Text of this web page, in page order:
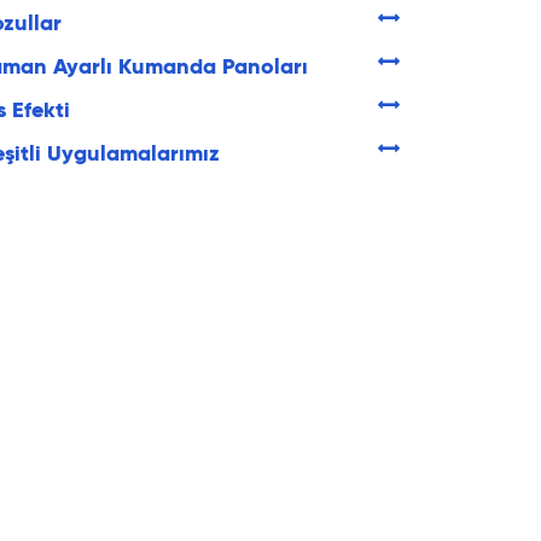
Ayarlı Kumanda Panoları
Efekti
Uygulamalarımız